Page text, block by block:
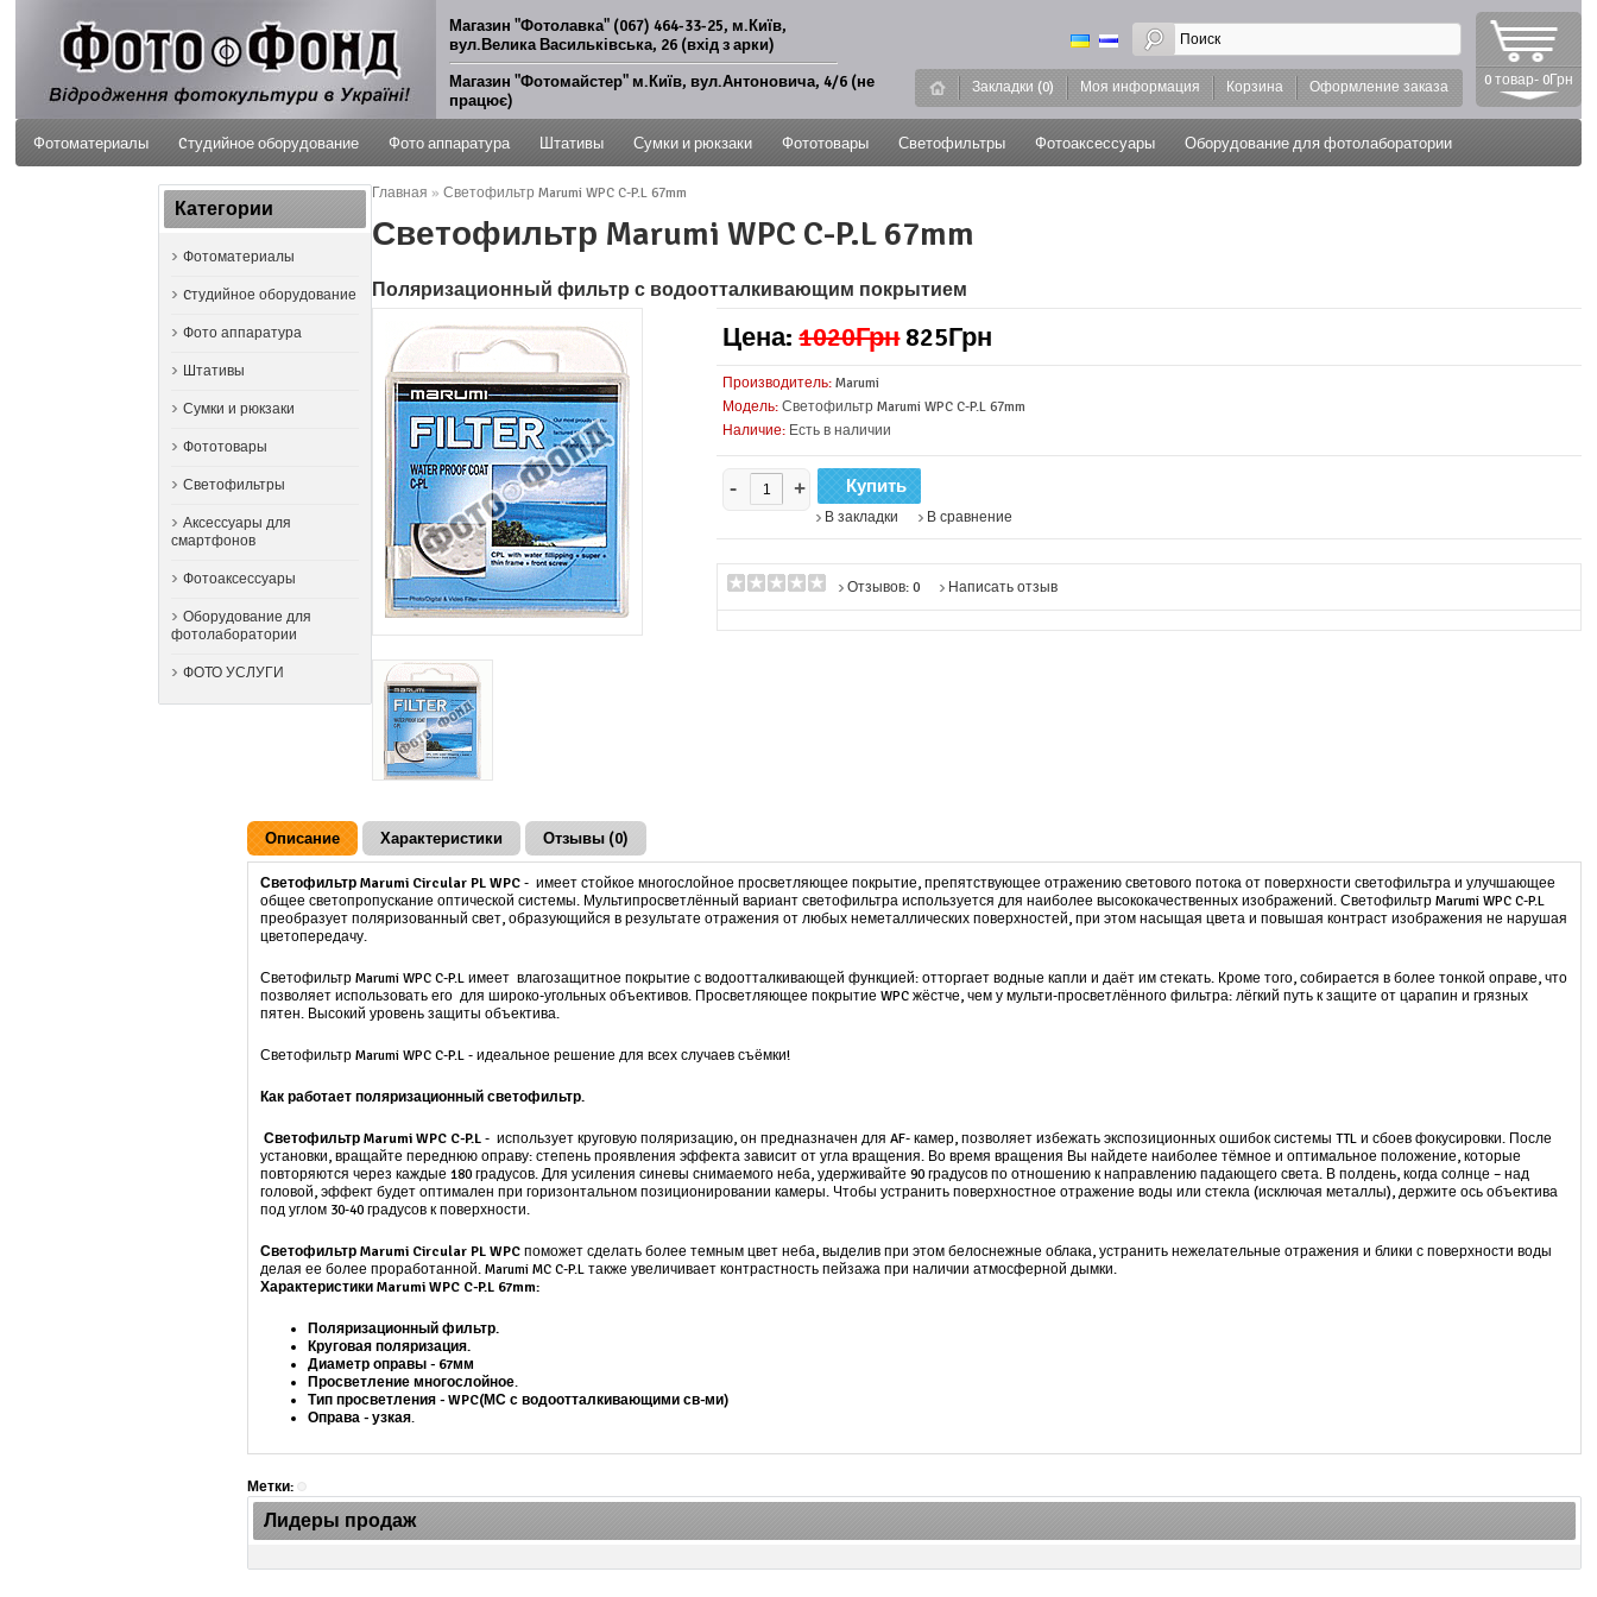
Магазин "Фотолавка" (067) 464-33-25, м.Київ,
вул.Велика Васильківська, 26 (вхід з арки)
Магазин "Фотомайстер" м.Київ, вул.Антоновича, 4/6 (не
працює)
0 товар- 0Грн
Закладки (0) Моя информация Корзина Оформление заказа
Фотоматериалы Cтудийное оборудование Фото аппаратура Штативы Сумки и рюкзаки Фототовары Светофильтры Фотоаксессуары Оборудование для фотолаборатории
Категории
Фотоматериалы
Cтудийное оборудование
Фото аппаратура
Штативы
Сумки и рюкзаки
Фототовары
Светофильтры
Аксессуары для
смартфонов
Фотоаксессуары
Оборудование для
фотолаборатории
ФОТО УСЛУГИ
Главная »Светофильтр Marumi WPC C-P.L 67mm
Светофильтр Marumi WPC C-P.L 67mm
Поляризационный фильтр с водоотталкивающим покрытием
Цена:1020Грн 825Грн
Производитель: Marumi
Модель: Светофильтр Marumi WPC C-P.L 67mm
Наличие: Есть в наличии
- +
В закладки В сравнение
Отзывов: 0 Написать отзыв
Описание Характеристики Отзывы (0)
Светофильтр Marumi Circular PL WPC - имеет стойкое многослойное просветляющее покрытие, препятствующее отражению светового потока от поверхности светофильтра и улучшающее
общее светопропускание оптической системы. Мультипросветлённый вариант светофильтра используется для наиболее высококачественных изображений. Светофильтр Marumi WPC C-P.L
преобразует поляризованный свет, образующийся в результате отражения от любых неметаллических поверхностей, при этом насыщая цвета и повышая контраст изображения не нарушая
цветопередачу.
Светофильтр Marumi WPC C-P.L имеет влагозащитное покрытие с водоотталкивающей функцией: отторгает водные капли и даёт им стекать. Кроме того, собирается в более тонкой оправе, что
позволяет использовать его для широко-угольных объективов. Просветляющее покрытиеWPCжёстче, чем у мульти-просветлённого фильтра: лёгкий путь к защите от царапин и грязных
пятен. Высокий уровень защиты объектива.
Светофильтр Marumi WPC C-P.L - идеальное решение для всех случаев съёмки!
Как работает поляризационный светофильтр.
Светофильтр Marumi WPC C-P.L- использует круговую поляризацию, он предназначен для AF- камер, позволяет избежать экспозиционных ошибок системы TTL и сбоев фокусировки. После
установки, вращайте переднюю оправу: степень проявления эффекта зависит от угла вращения. Во время вращения Вы найдете наиболее тёмное и оптимальное положение, которые
повторяются через каждые 180 градусов. Для усиления синевы снимаемого неба, удерживайте 90 градусов по отношению к направлению падающего света. В полдень, когда солнце – над
головой, эффект будет оптимален при горизонтальном позиционировании камеры. Чтобы устранить поверхностное отражение воды или стекла (исключая металлы), держите ось объектива
под углом 30-40 градусов к поверхности.
Светофильтр Marumi Circular PLWPC поможет сделать более темным цвет неба, выделив при этом белоснежные облака, устранить нежелательные отражения и блики с поверхности воды
делая ее более проработанной. Marumi MC C-P.L также увеличивает контрастность пейзажа при наличии атмосферной дымки.
Характеристики Marumi WPC C-P.L 67mm:
Поляризационный фильтр.
Круговая поляризация.
Диаметр оправы - 67мм
Просветление многослойное.
Тип просветления - WPC(МС с водоотталкивающими св-ми)
Оправа - узкая.
Метки:
Лидеры продаж